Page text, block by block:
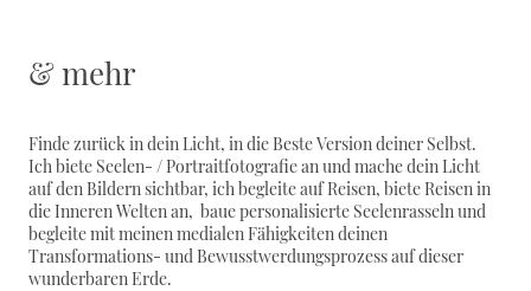
& mehr
Finde zurück in dein Licht, in die Beste Version deiner Selbst.
Ich biete Seelen- / Portraitfotografie an und mache dein Licht
auf den Bildern sichtbar, ich begleite auf Reisen, biete Reisen in
die Inneren Welten an, baue personalisierte Seelenrasseln und
begleite mit meinen medialen Fähigkeiten deinen
Transformations- und Bewusstwerdungsprozess auf dieser
wunderbaren Erde.